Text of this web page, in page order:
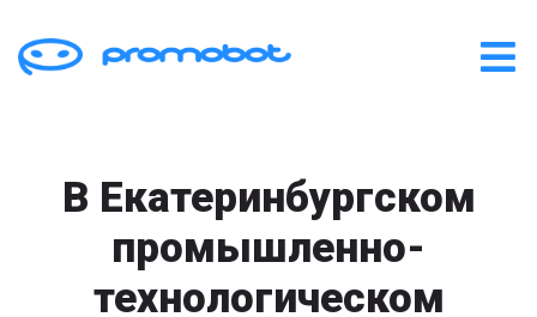
В Екатеринбургском
промышленно-
технологическом